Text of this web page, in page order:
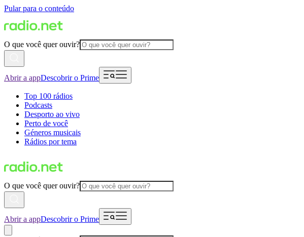
Pular para o conteúdo
O que você quer ouvir?
Abrir a appDescobrir o Prime
Top 100 rádios
Podcasts
Desporto ao vivo
Perto de você
Géneros musicais
Rádios por tema
O que você quer ouvir?
Abrir a appDescobrir o Prime